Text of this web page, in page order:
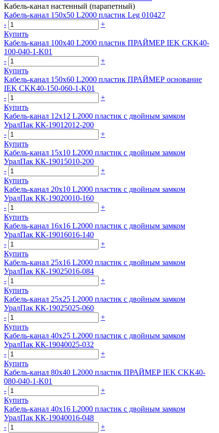
Кабель-канал настенный (парапетный)
Кабель-канал 150х50 L2000 пластик Leg 010427
-
+
Купить
Кабель-канал 100х40 L2000 пластик ПРАЙМЕР IEK CKK40-
100-040-1-K01
-
+
Купить
Кабель-канал 150х60 L2000 пластик ПРАЙМЕР основание
IEK CKK40-150-060-1-K01
-
+
Купить
Кабель-канал 12х12 L2000 пластик с двойным замком
УралПак КК-19012012-200
-
+
Купить
Кабель-канал 15х10 L2000 пластик с двойным замком
УралПак КК-19015010-200
-
+
Купить
Кабель-канал 20х10 L2000 пластик с двойным замком
УралПак КК-19020010-160
-
+
Купить
Кабель-канал 16х16 L2000 пластик с двойным замком
УралПак КК-19016016-140
-
+
Купить
Кабель-канал 25х16 L2000 пластик с двойным замком
УралПак КК-19025016-084
-
+
Купить
Кабель-канал 25х25 L2000 пластик с двойным замком
УралПак КК-19025025-060
-
+
Купить
Кабель-канал 40х25 L2000 пластик с двойным замком
УралПак КК-19040025-032
-
+
Купить
Кабель-канал 80х40 L2000 пластик ПРАЙМЕР IEK CKK40-
080-040-1-K01
-
+
Купить
Кабель-канал 40х16 L2000 пластик с двойным замком
УралПак КК-19040016-048
-
+